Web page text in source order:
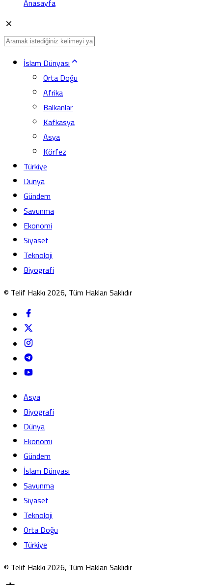
Anasayfa
İslam Dünyası
Orta Doğu
Afrika
Balkanlar
Kafkasya
Asya
Körfez
Türkiye
Dünya
Gündem
Savunma
Ekonomi
Siyaset
Teknoloji
Biyografi
© Telif Hakkı 2026, Tüm Hakları Saklıdır
Asya
Biyografi
Dünya
Ekonomi
Gündem
İslam Dünyası
Savunma
Siyaset
Teknoloji
Orta Doğu
Türkiye
© Telif Hakkı 2026, Tüm Hakları Saklıdır